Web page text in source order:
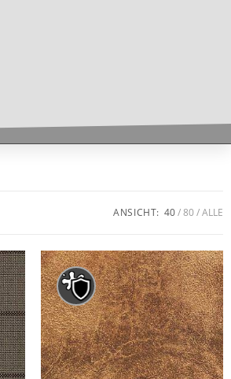
ANSICHT: 40 80 ALLE